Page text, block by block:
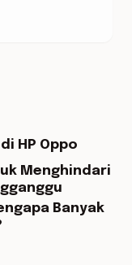
HP Oppo
Menghindari
Banyak